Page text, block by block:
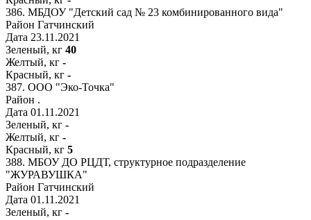
386. МБДОУ "Детский сад № 23 комбинированного вида"
Район Гатчинский
Дата 23.11.2021
Зеленый, кг 40
Желтый, кг -
Красный, кг -
387. ООО "Эко-Точка"
Район .
Дата 01.11.2021
Зеленый, кг -
Желтый, кг -
Красный, кг 5
388. МБОУ ДО РЦДТ, структурное подразделение
"ЖУРАВУШКА"
Район Гатчинский
Дата 01.11.2021
Зеленый, кг -